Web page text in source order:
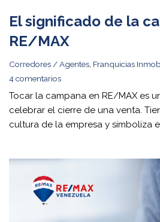
El significado de la
RE/MAX
Corredores / Agentes, Franquicias
4 comentarios
Tocar la campana en RE/MAX es
celebrar el cierre de una venta.
cultura de la empresa y simboliza